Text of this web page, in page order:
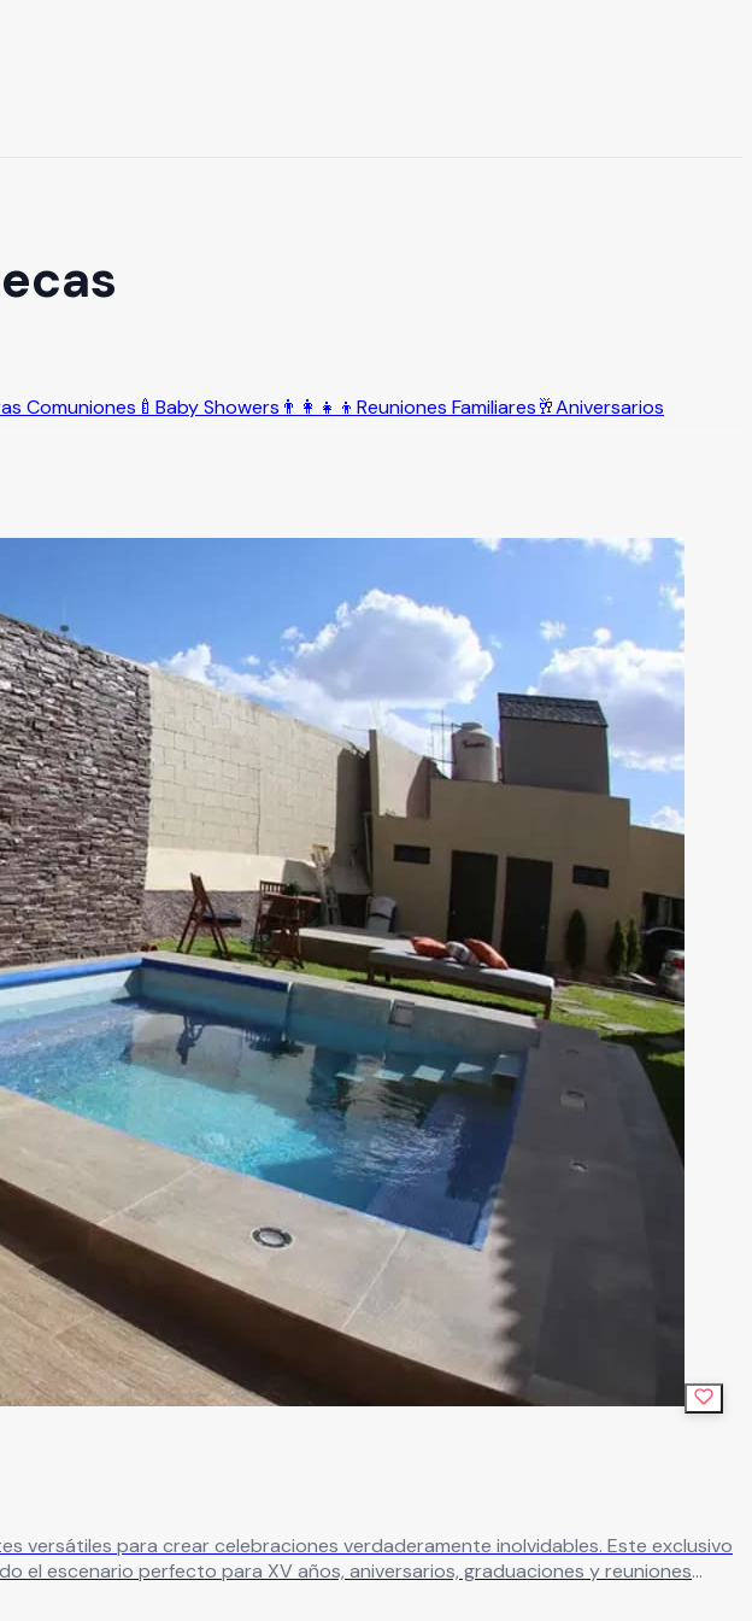
Comuniones 🍼 Baby Showers 👨‍👩‍👧‍👦 Reuniones Familiares🥂Aniversarios
para crear celebraciones verdaderamente inolvidables. Este exclusivo
escenario perfecto para XV años, aniversarios, graduaciones y reuniones